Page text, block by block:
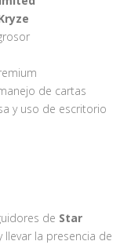
de cartas
y uso de escritorio
de Star
la presencia de